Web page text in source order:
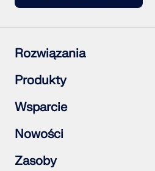
Rozwiązania
Konstrukcje żelbetowe
Konstrukcje stalowe
Konstrukcje drewniane
Połączenia stalowe
Produkty
RFEM 6
RSTAB 9
RSECTION 1
RWIND 3
Wsparcie
Często zadawane pytania (FAQ)
Zadaj indywidualne pytanie
Mapa obciążeń śniegiem,
sejsmicznym
Nowości
Subskrybuj newsletter
Aktualności
Zasoby